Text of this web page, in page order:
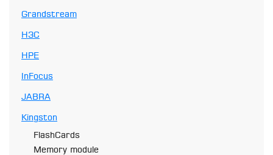
Grandstream
H3C
HPE
InFocus
JABRA
Kingston
FlashCards
Memory module